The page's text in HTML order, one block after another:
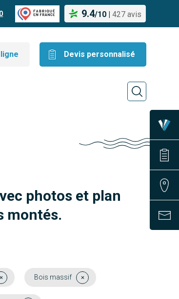
9.4/10 | 427 avis
Devis personnalisé
photos et plan
montés.
Bois massif